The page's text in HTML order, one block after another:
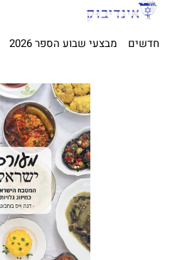
חדשים מבצעי שבוע הספר 2026